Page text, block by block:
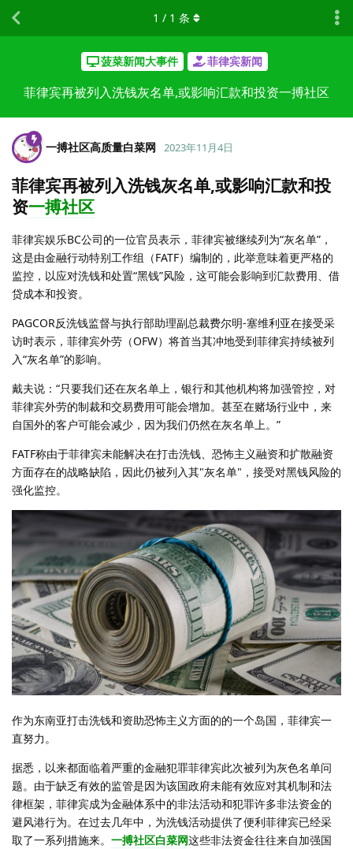
菠菜新闻大事件 菲律宾新闻
菲律宾再被列入洗钱灰名单,或影响汇款和投资一搏社区
1 / 1 条
一搏社区高质量白菜网 2023年11月4日
菲律宾再被列入洗钱灰名单,或影响汇款和投
资一搏社区
菲律宾娱乐BC公司的一位官员表示，菲律宾被继续列为“灰名单”，
这是由金融行动特别工作组（FATF）编制的，此举意味着更严格的
监控，以应对洗钱和处置“黑钱”风险，这可能会影响到汇款费用、借
贷成本和投资。
PAGCOR反洗钱监督与执行部助理副总裁费尔明-塞维利亚在接受采
访时表示，菲律宾外劳（OFW）将首当其冲地受到菲律宾持续被列
入“灰名单”的影响。
戴夫说：“只要我们还在灰名单上，银行和其他机构将加强管控，对
菲律宾外劳的制裁和交易费用可能会增加。甚至在赌场行业中，来
自国外的客户可能会减少，因为我们仍然在灰名单上。”
FATF称由于菲律宾未能解决在打击洗钱、恐怖主义融资和扩散融资
方面存在的战略缺陷，因此仍被列入其"灰名单"，接受对黑钱风险的
强化监控。
作为东南亚打击洗钱和资助恐怖主义方面的的一个岛国，菲律宾一
直努力。
据悉，以来都面临着严重的金融犯罪菲律宾此次被列为灰色名单问
题。由于缺乏有效的监管是因为该国政府未能有效应对其机制和法
律框架，菲律宾成为金融体系中的非法活动和犯罪许多非法资金的
避风港行为。在过去几年中，为洗钱活动提供了便利菲律宾已经采
取了一系列措施来。 一搏社区白菜网这些非法资金往往来自加强国